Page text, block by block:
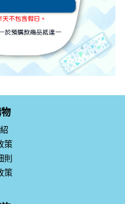
策
策